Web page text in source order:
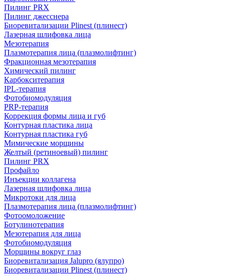
Пилинг PRX
Пилинг джесснера
Биоревитализации Plinest (плинест)
Лазерная шлифовка лица
Мезотерапия
Плазмотерапия лица (плазмолифтинг)
Фракционная мезотерапия
Химический пилинг
Карбокситерапия
IPL‑терапия
Фотобиомодуляция
PRP-терапия
Коррекция формы лица и губ
Контурная пластика лица
Контурная пластика губ
Мимические морщины
Желтый (ретиноевый) пилинг
Пилинг PRX
Профайло
Инъекции коллагена
Лазерная шлифовка лица
Микротоки для лица
Плазмотерапия лица (плазмолифтинг)
Фотоомоложение
Ботулинотерапия
Мезотерапия для лица
Фотобиомодуляция
Морщины вокруг глаз
Биоревитализация Jalupro (ялупро)
Биоревитализации Plinest (плинест)